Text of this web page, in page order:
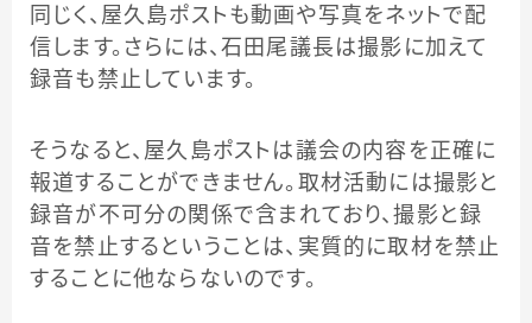
同じく、屋久島ポストも動画や写真をネットで配
信します。さらには、石田尾議長は撮影に加えて
録音も禁止しています。
そうなると、屋久島ポストは議会の内容を正確に
報道することができません。取材活動には撮影と
録音が不可分の関係で含まれており、撮影と録
音を禁止するということは、実質的に取材を禁止
することに他ならないのです。